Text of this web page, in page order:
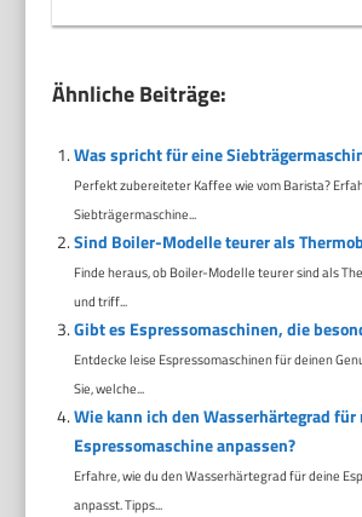
Ähnliche Beiträge:
Was spricht für eine
Perfekt zubereiteter Kaffee wie vom Barista?
Siebträgermaschine...
Sind Boiler-Modelle teurer als
Finde heraus, ob Boiler-Modelle teurer sind als
und triff...
Gibt es Espressomaschinen, die
Entdecke leise Espressomaschinen für deinen
Sie, welche...
Wie kann ich den Wasserhärtegrad für
Espressomaschine anpassen?
Erfahre, wie du den Wasserhärtegrad für deine
anpasst. Tipps...